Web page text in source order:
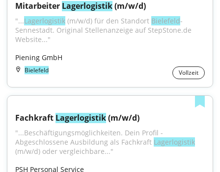
Mitarbeiter Lagerlogistik (m/w/d)
"...Lagerlogistik (m/w/d) für den Standort Bielefeld-
Sennestadt. Original Stellenanzeige auf StepStone.de
Website..."
Piening GmbH
Bielefeld Vollzeit
Fachkraft Lagerlogistik (m/w/d)
"...Beschäftigungsmöglichkeiten. Dein Profil -
Abgeschlossene Ausbildung als Fachkraft Lagerlogistik
(m/w/d) oder vergleichbare..."
PSH Personal Service